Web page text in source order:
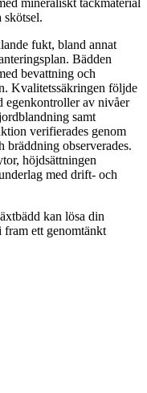
skötsel.
fukt, bland annat
Bädden
bevattning och
Kvalitetssäkringen följde
egenkontroller av nivåer
samt
verifierades genom
bräddning observerades.
höjdsättningen
med drift- och
kan lösa din
fram ett genomtänkt